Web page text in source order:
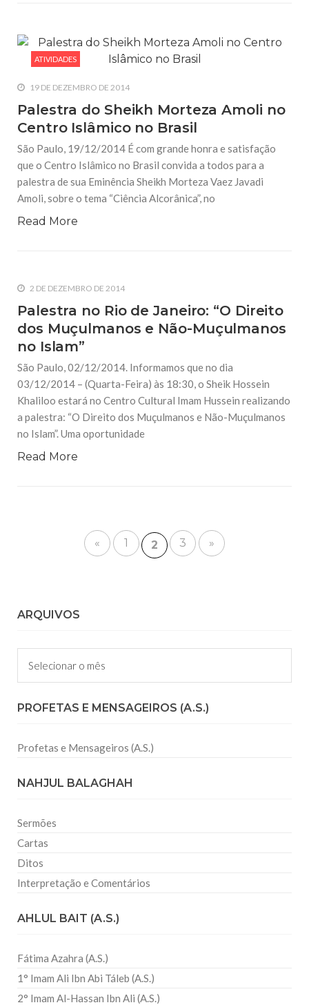
ATIVIDADES
19 DE DEZEMBRO DE 2014
Palestra do Sheikh Morteza Amoli no
Centro Islâmico no Brasil
São Paulo, 19/12/2014 É com grande honra e satisfação
que o Centro Islâmico no Brasil convida a todos para a
palestra de sua Eminência Sheikh Morteza Vaez Javadi
Amoli, sobre o tema “Ciência Alcorânica”, no
Read More
2 DE DEZEMBRO DE 2014
Palestra no Rio de Janeiro: “O Direito
dos Muçulmanos e Não-Muçulmanos
no Islam”
São Paulo, 02/12/2014. Informamos que no dia
03/12/2014 – (Quarta-Feira) às 18:30, o Sheik Hossein
Khaliloo estará no Centro Cultural Imam Hussein realizando
a palestra: “O Direito dos Muçulmanos e Não-Muçulmanos
no Islam”. Uma oportunidade
Read More
« 1 2 3 »
ARQUIVOS
Arquivos
PROFETAS E MENSAGEIROS (A.S.)
Profetas e Mensageiros (A.S.)
NAHJUL BALAGHAH
Sermões
Cartas
Ditos
Interpretação e Comentários
AHLUL BAIT (A.S.)
Fátima Azahra (A.S.)
1° Imam Ali Ibn Abi Táleb (A.S.)
2° Imam Al-Hassan Ibn Ali (A.S.)